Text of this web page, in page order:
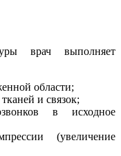
врач выполняет
области;
и связок;
в исходное
(увеличение